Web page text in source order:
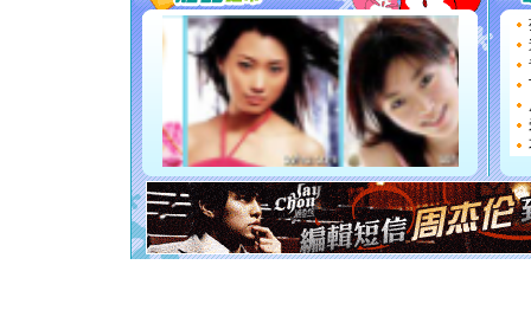
[圣诞节]
能正大
天都要快
[圣诞节]
如意,快
[元旦]
看
断电。
你是我
[元旦]
起；二是
离。水晶
[元旦]当
泣，这痛